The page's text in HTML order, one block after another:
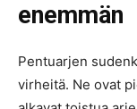
enemmän
Pentuarjen
virheitä. Ne ovat